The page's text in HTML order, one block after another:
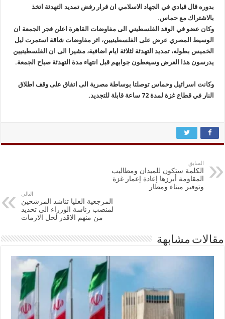
بدوره قال قيادي في الجهاد الاسلامي ان قرار رفض تمديد التهدئة اتخذ
بالاشتراك مع حماس.
وكان عضو في الوفد الفلسطيني الى مفاوضات القاهرة اعلن فجر الجمعة ان
الوسيط المصري عرض على الفلسطينيين، اثر مفاوضات شاقة استمرت ليل
الخميس بطوله، تمديد التهدئة لثلاثة ايام اضافية، مشيرا الى ان الفلسطينيين
يدرسون هذا العرض وسيعطون جوابهم قبل انتهاء مدة التهدئة صباح الجمعة.
وكانت اسرائيل وحماس توصلتا بوساطة مصرية الى اتفاق على وقف اطلاق
النار في قطاع غزة لمدة 72 ساعة قابلة للتجديد.
السابق
الكلمة ستكون للميدان ومطاليب
المقاومة أبرزها إعادة إعمار غزة
وتوفير ميناء ومطار
التالي
المرجعية العليا تناشد المرشحين
لمنصب رئاسة الوزراء الى تحديد
من منهم الاقدر لحل الازمات
مقالات مشابهة